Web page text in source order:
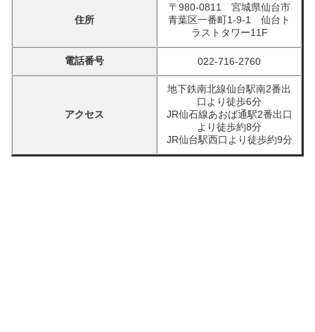
住所
〒980-0811 宮城県仙台市
青葉区一番町1-9-1 仙台ト
ラストタワー11F
電話番号 022-716-2760
アクセス
地下鉄南北線仙台駅南2番出
口より徒歩6分
JR仙石線あおば通駅2番出口
より徒歩約8分
JR仙台駅西口より徒歩約9分